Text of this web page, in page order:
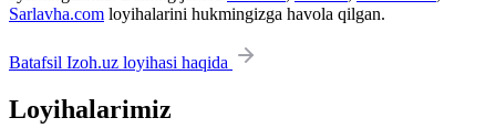
Sarlavha.com loyihalarini hukmingizga havola qilgan.
Batafsil Izoh.uz loyihasi haqida
Loyihalarimiz